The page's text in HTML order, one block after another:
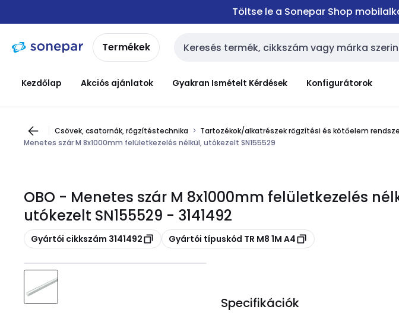
navigációhoztartalomra
Töltse le a Sonepar Shop
Termékek Keresési bemenet
Kezdőlap Akciós ajánlatok Gyakran Ismételt Kérdések Konfigurátorok
Csövek, csatornák, rögzítéstechnika Tartozékok/alkatrészek rögzítési és kötőelem
Menetes szár M 8x1000mm felületkezelés nélkül, utókezelt SN155529
OBO - Menetes szár M 8x1000mm felületkezelés
utókezelt SN155529 - 3141492
Másolás
Gyártói cikkszám 3141492 Másolás
Gyártói típuskód TR M8 1M A4
Specifikációk